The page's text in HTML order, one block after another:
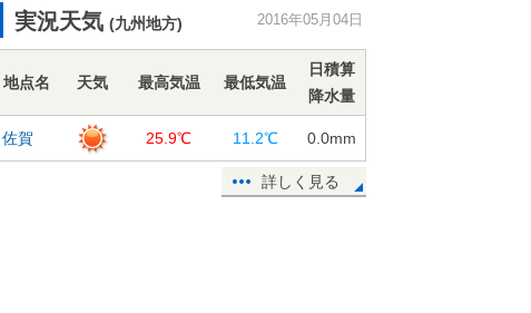
実況天気 (九州地方) 2016年05月04日
地点名 天気 最高気温 最低気温
日積算
降水量
佐賀 25.9℃ 11.2℃ 0.0mm
詳しく見る